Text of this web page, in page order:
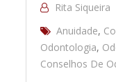
Rita Siqueira
Anuidade,
Odontologia,
Conselhos De